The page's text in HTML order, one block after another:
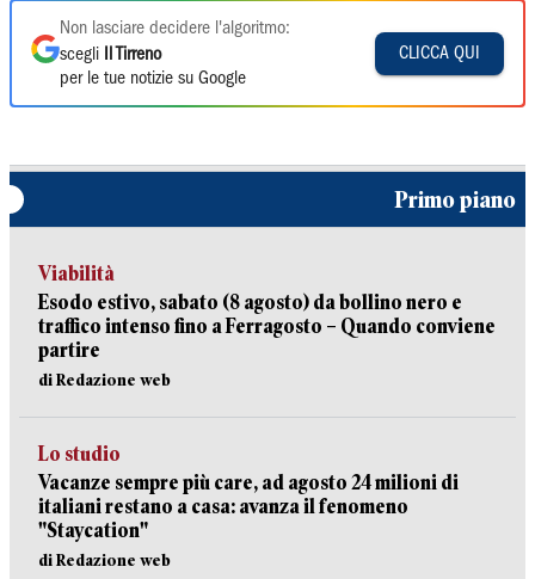
Non lasciare decidere l'algoritmo:
scegli
Il Tirreno
per le tue notizie su Google
CLICCA QUI
Primo piano
Viabilità
Esodo estivo, sabato (8 agosto) da bollino nero e
traffico intenso fino a Ferragosto – Quando conviene
partire
di Redazione web
Lo studio
Vacanze sempre più care, ad agosto 24 milioni di
italiani restano a casa: avanza il fenomeno
"Staycation"
di Redazione web